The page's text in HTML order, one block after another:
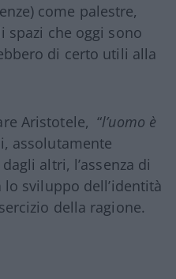
come palestre,
che oggi sono
di certo utili alla
Aristotele, “l’uomo è
assolutamente
altri, l’assenza di
sviluppo dell’identità
della ragione.